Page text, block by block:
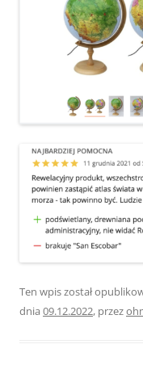
Ten wpis został
dnia 09.12.2022, przez